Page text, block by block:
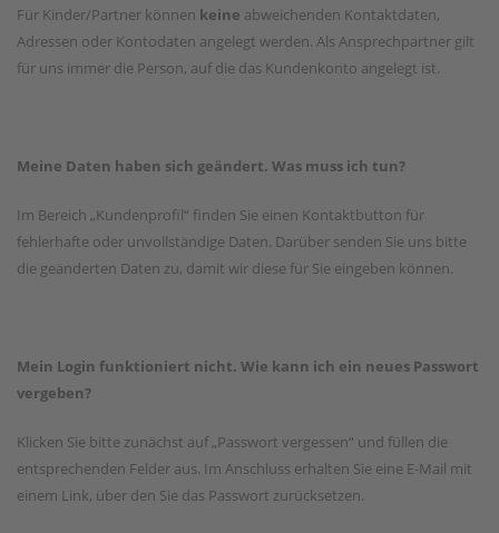
Für Kinder/Partner können keine abweichenden Kontaktdaten,
Adressen oder Kontodaten angelegt werden. Als Ansprechpartner gilt
für uns immer die Person, auf die das Kundenkonto angelegt ist.
Meine Daten haben sich geändert. Was muss ich tun?
Im Bereich „Kundenprofil“ finden Sie einen Kontaktbutton für
fehlerhafte oder unvollständige Daten. Darüber senden Sie uns bitte
die geänderten Daten zu, damit wir diese für Sie eingeben können.
Mein Login funktioniert nicht. Wie kann ich ein neues Passwort
vergeben?
Klicken Sie bitte zunächst auf „Passwort vergessen“ und füllen die
entsprechenden Felder aus. Im Anschluss erhalten Sie eine E-Mail mit
einem Link, über den Sie das Passwort zurücksetzen.